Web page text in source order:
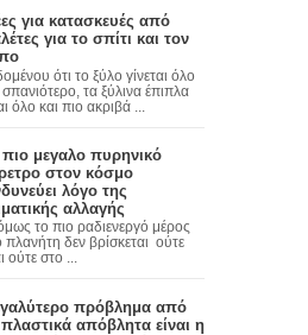
για κατασκευές από
για το σπίτι και τον
ότι το ξύλο γίνεται όλο
σπανιότερο, τα ξύλινα έπιπλα
όλο και πιο ακριβά ...
μεγαλο πυρηνικό
στον κόσμο
λόγο της
αλλαγής
το πιο ραδιενεργό μέρος
πλανήτη δεν βρίσκεται ούτε
στο ...
πρόβλημα από
απόβλητα είναι η